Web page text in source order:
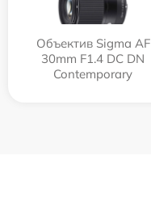
Объектив Sigma AF
30mm F1.4 DC DN
Contemporary